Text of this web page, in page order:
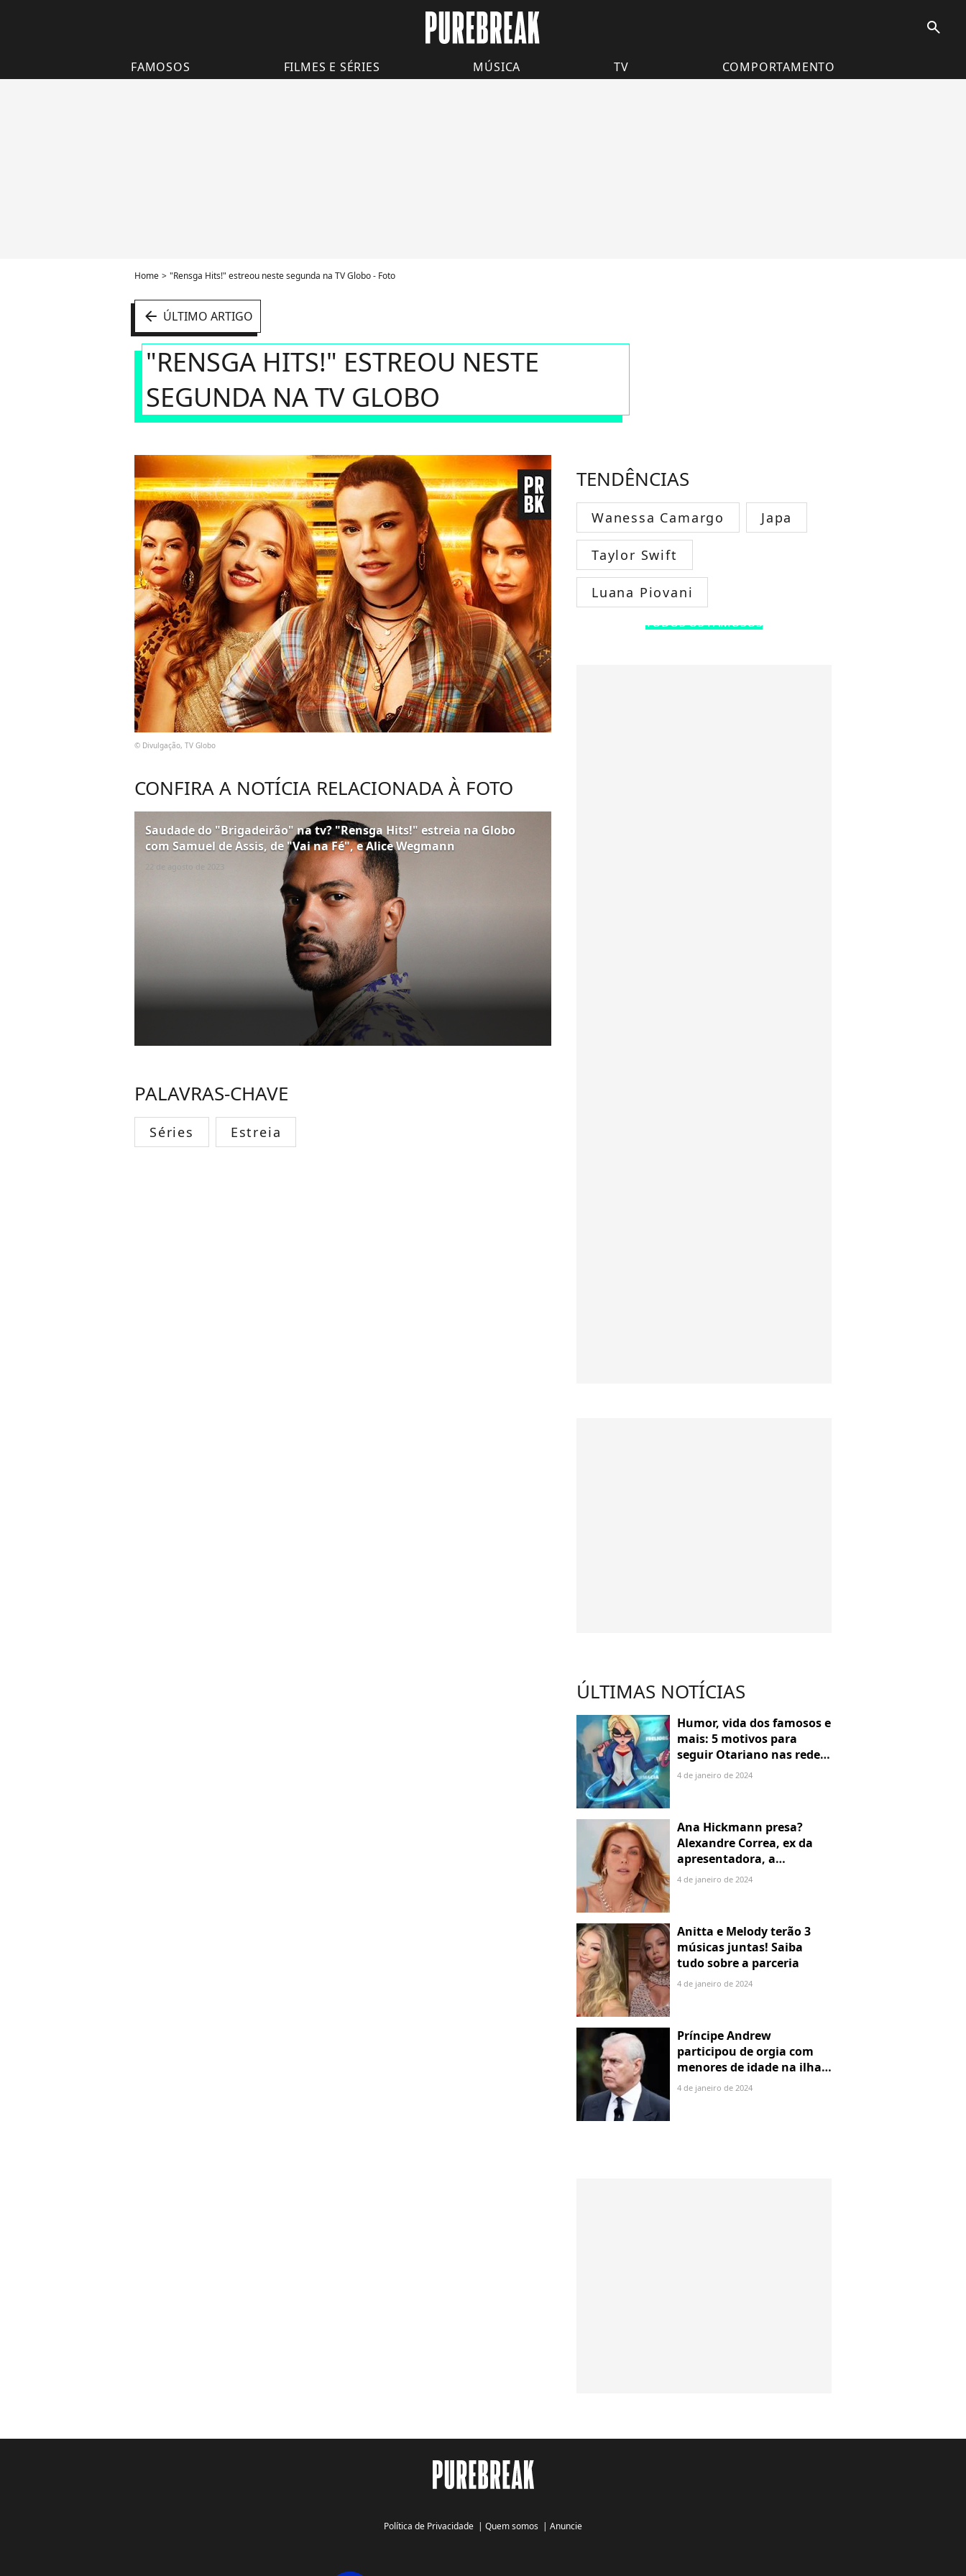
search
FAMOSOS FILMES E SÉRIES MÚSICA TV COMPORTAMENTO
Home "Rensga Hits!" estreou neste segunda na TV Globo - Foto
arrow_left ÚLTIMO ARTIGO
"RENSGA HITS!" ESTREOU NESTE
SEGUNDA NA TV GLOBO
© Divulgação, TV Globo
CONFIRA A NOTÍCIA RELACIONADA À FOTO
Saudade do "Brigadeirão" na tv? "Rensga Hits!" estreia na Globo
com Samuel de Assis, de "Vai na Fé", e Alice Wegmann
22 de agosto de 2023
PALAVRAS-CHAVE
Séries Estreia
TENDÊNCIAS
Wanessa Camargo Japa
Taylor Swift
Luana Piovani
TODOS OS FAMOSOS
ÚLTIMAS NOTÍCIAS
Humor, vida dos famosos e
mais: 5 motivos para
seguir Otariano nas redes
sociais
4 de janeiro de 2024
Ana Hickmann presa?
Alexandre Correa, ex da
apresentadora, a
denuncia por alienação
4 de janeiro de 2024
Anitta e Melody terão 3
músicas juntas! Saiba
tudo sobre a parceria
4 de janeiro de 2024
Príncipe Andrew
participou de orgia com
menores de idade na ilha
de Jeffrey Epstein, chefe de
4 de janeiro de 2024
Política de Privacidade | Quem somos | Anuncie